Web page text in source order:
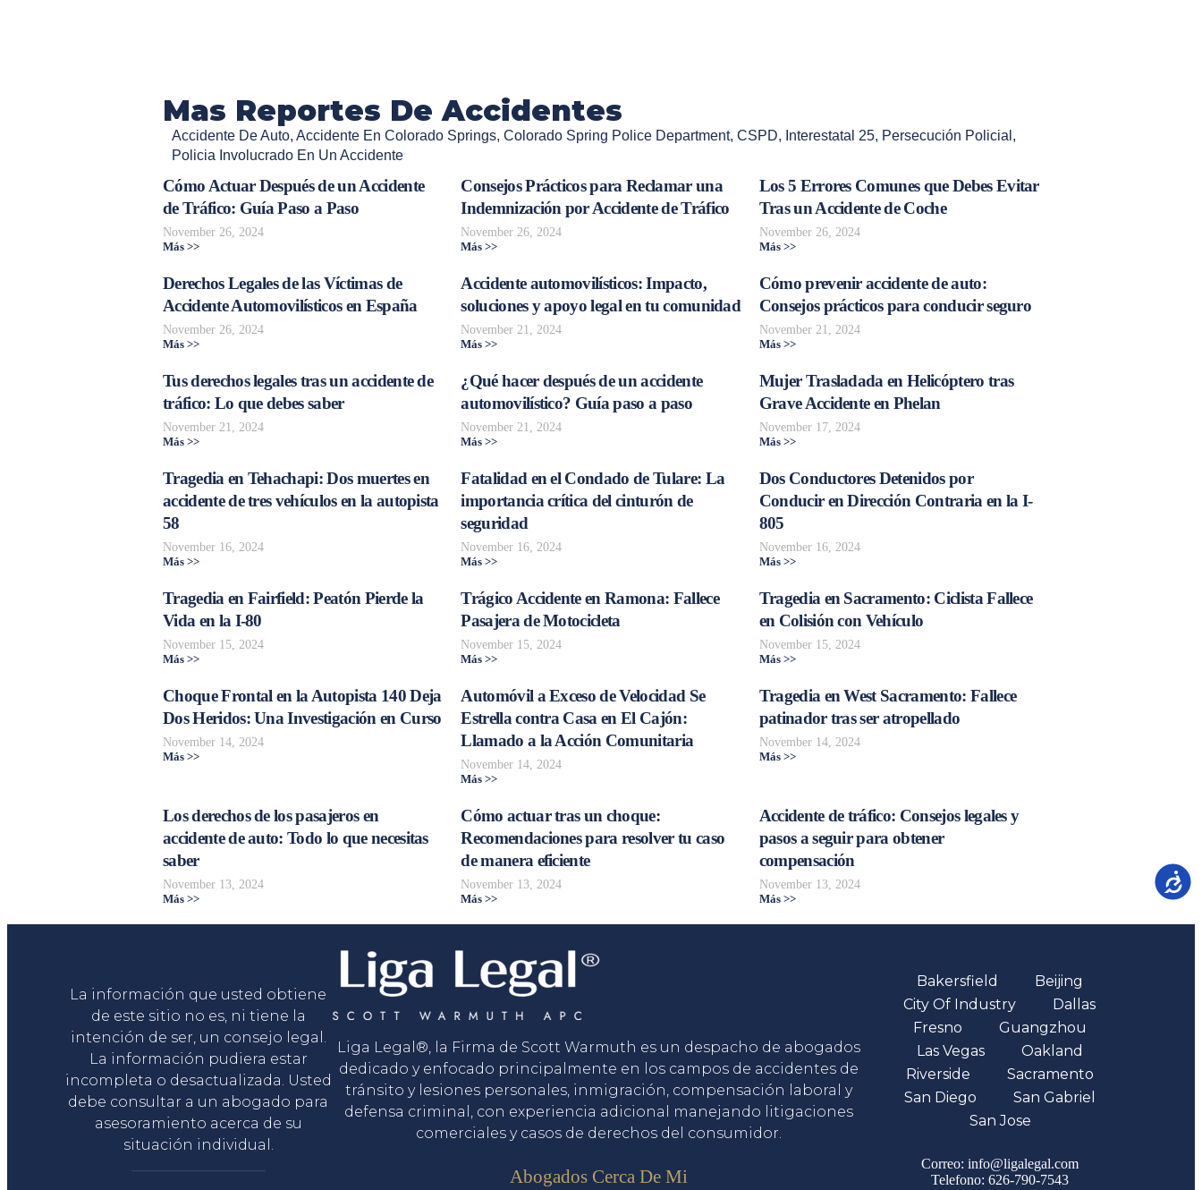
Mas Reportes De Accidentes
Accidente De Auto, Accidente En Colorado Springs, Colorado Spring Police Department, CSPD, Interestatal 25, Persecución Policial ,
Policia Involucrado En Un Accidente
Cómo Actuar Después de un Accidente
de Tráfico: Guía Paso a Paso
November 26, 2024
Más >>
Consejos Prácticos para Reclamar una
Indemnización por Accidente de Tráfico
November 26, 2024
Más >>
Los 5 Errores Comunes que Debes Evitar
Tras un Accidente de Coche
November 26, 2024
Más >>
Derechos Legales de las Víctimas de
Accidente Automovilísticos en España
November 26, 2024
Más >>
Accidente automovilísticos: Impacto,
soluciones y apoyo legal en tu comunidad
November 21, 2024
Más >>
Cómo prevenir accidente de auto:
Consejos prácticos para conducir seguro
November 21, 2024
Más >>
Tus derechos legales tras un accidente de
tráfico: Lo que debes saber
November 21, 2024
Más >>
¿Qué hacer después de un accidente
automovilístico? Guía paso a paso
November 21, 2024
Más >>
Mujer Trasladada en Helicóptero tras
Grave Accidente en Phelan
November 17, 2024
Más >>
Tragedia en Tehachapi: Dos muertes en
accidente de tres vehículos en la autopista
58
November 16, 2024
Más >>
Fatalidad en el Condado de Tulare: La
importancia crítica del cinturón de
seguridad
November 16, 2024
Más >>
Dos Conductores Detenidos por
Conducir en Dirección Contraria en la I-
805
November 16, 2024
Más >>
Tragedia en Fairfield: Peatón Pierde la
Vida en la I-80
November 15, 2024
Más >>
Trágico Accidente en Ramona: Fallece
Pasajera de Motocicleta
November 15, 2024
Más >>
Tragedia en Sacramento: Ciclista Fallece
en Colisión con Vehículo
November 15, 2024
Más >>
Choque Frontal en la Autopista 140 Deja
Dos Heridos: Una Investigación en Curso
November 14, 2024
Más >>
Automóvil a Exceso de Velocidad Se
Estrella contra Casa en El Cajón:
Llamado a la Acción Comunitaria
November 14, 2024
Más >>
Tragedia en West Sacramento: Fallece
patinador tras ser atropellado
November 14, 2024
Más >>
Los derechos de los pasajeros en
accidente de auto: Todo lo que necesitas
saber
November 13, 2024
Más >>
Cómo actuar tras un choque:
Recomendaciones para resolver tu caso
de manera eficiente
November 13, 2024
Más >>
Accidente de tráfico: Consejos legales y
pasos a seguir para obtener
compensación
November 13, 2024
Más >>
La información que usted obtiene
de este sitio no es, ni tiene la
intención de ser, un consejo legal.
La información pudiera estar
incompleta o desactualizada. Usted
debe consultar a un abogado para
asesoramiento acerca de su
situación individual.
Liga Legal®, la Firma de Scott Warmuth es un despacho de abogados
dedicado y enfocado principalmente en los campos de accidentes de
tránsito y lesiones personales, inmigración, compensación laboral y
defensa criminal, con experiencia adicional manejando litigaciones
comerciales y casos de derechos del consumidor.
Abogados Cerca De Mi
Bakersfield
Beijing
City Of Industry
Dallas
Fresno
Guangzhou
Las Vegas
Oakland
Riverside
Sacramento
San Diego
San Gabriel
San Jose
Correo: info@ligalegal.com
Telefono: 626-790-7543